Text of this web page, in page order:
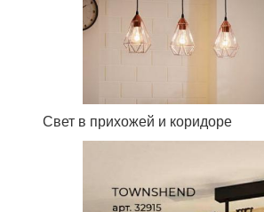
Свет в прихожей и коридоре